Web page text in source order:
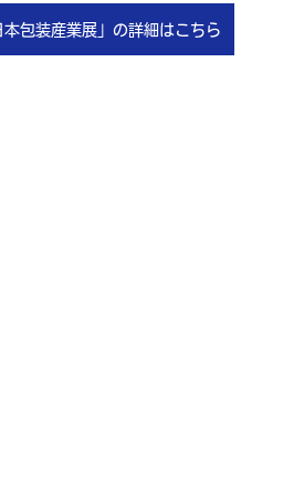
包装産業展 」の詳細はこちら